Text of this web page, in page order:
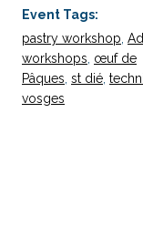
Event Tags:
pastry workshop,
workshops, œuf de
Pâques, st dié,
vosges